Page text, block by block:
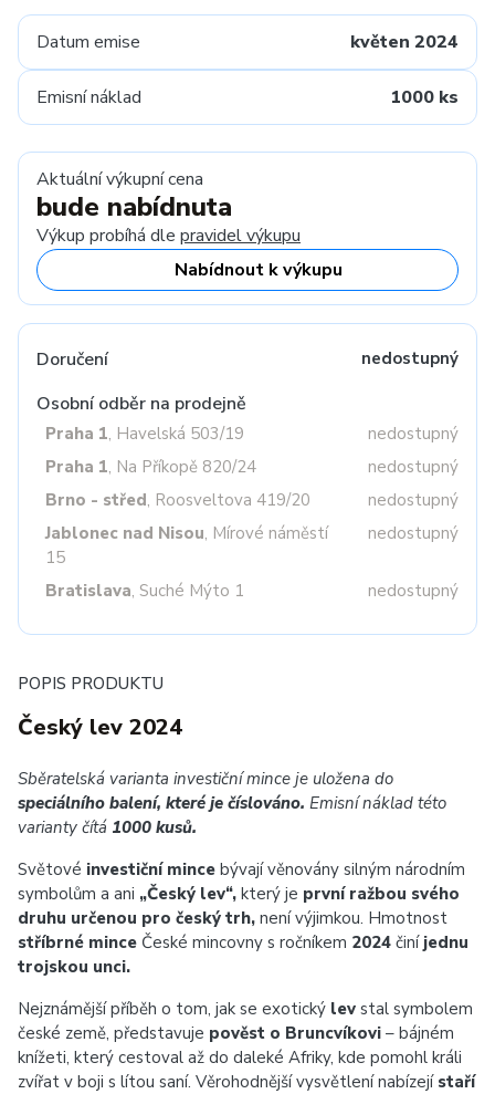
Datum emise květen 2024
Emisní náklad 1000 ks
Aktuální výkupní cena
bude nabídnuta
Výkup probíhá dle pravidel výkupu
Nabídnout k výkupu
Doručení nedostupný
Osobní odběr na prodejně
Praha 1, Havelská 503/19
nedostupný
Praha 1, Na Příkopě 820/24
nedostupný
Brno - střed, Roosveltova 419/20
nedostupný
Jablonec nad Nisou, Mírové náměstí
15
nedostupný
Bratislava, Suché Mýto 1 nedostupný
POPIS PRODUKTU
Český lev 2024
Sběratelská varianta investiční mince je uložena do
speciálního balení, které je číslováno. Emisní náklad této
varianty čítá 1000 kusů.
Světové investiční mince bývají věnovány silným národním
symbolům a ani „Český lev“, který je první ražbou svého
druhu určenou pro český trh, není výjimkou. Hmotnost
stříbrné mince České mincovny s ročníkem 2024 činí jednu
trojskou unci.
Nejznámější příběh o tom, jak se exotický lev stal symbolem
české země, představuje pověst o Bruncvíkovi – bájném
knížeti, který cestoval až do daleké Afriky, kde pomohl králi
zvířat v boji s lítou saní. Věrohodnější vysvětlení nabízejí staří